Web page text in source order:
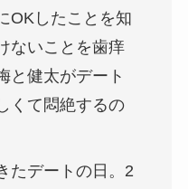
OKしたことを知
ないことを歯痒
と健太がデート
くて悶絶するの
たデートの日。2